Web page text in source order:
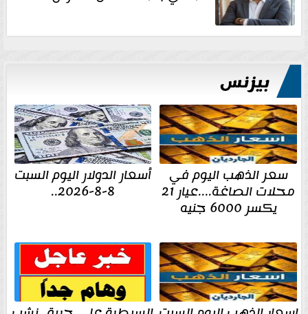
بيزنس
سعر الذهب اليوم في
محلات الصاغة....عيار 21
يكسر 6000 جنيه
أسعار الدولار اليوم السبت
8-8-2026..